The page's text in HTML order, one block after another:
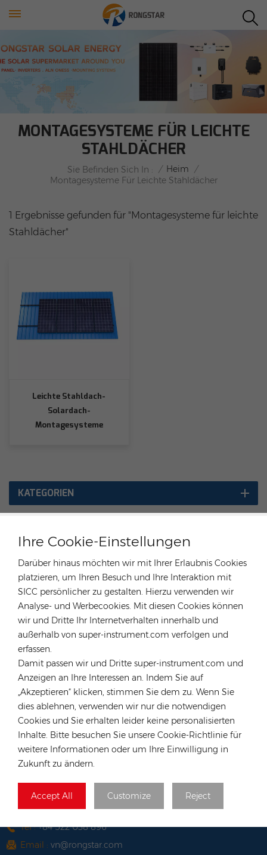
Ihre Cookie-Einstellungen
Darüber hinaus möchten wir mit Ihrer Erlaubnis Cookies
platzieren, um Ihren Besuch und Ihre Interaktion mit
SICC persönlicher zu gestalten. Hierzu verwenden wir
Analyse- und Werbecookies. Mit diesen Cookies können
wir und Dritte Ihr Internetverhalten innerhalb und
außerhalb von super-instrument.com verfolgen und
erfassen.
Damit passen wir und Dritte super-instrument.com und
Anzeigen an Ihre Interessen an. Indem Sie auf
„Akzeptieren“ klicken, stimmen Sie dem zu. Wenn Sie
dies ablehnen, verwenden wir nur die notwendigen
Cookies und Sie erhalten leider keine personalisierten
Inhalte. Bitte besuchen Sie unsere Cookie-Richtlinie für
weitere Informationen oder um Ihre Einwilligung in
Zukunft zu ändern.
Accept All Customize Reject
MONTAGESYSTEME FÜR LEICHTE
STAHLDÄCHER
Sie Befinden Sich In : / Heim
/
Montagesysteme Für Leichte Stahldächer
1 Ergebnisse gefunden für "Montagesysteme für leichte
Stahldächer"
Leichte Stahldach-
Solardach-
Montagesysteme
KATEGORIEN
KONTAKTIEREN SIE UNSEREN EXPERTEN
Deutschland
Tel :+49 176 55258880
Email :
anna@rongstar.com
Büro & Lager :Industriestraße 40, 52457
Aldenhoven, Deutschland
Hongkong
Tel :+852 54222219
Email :
hk@rongstar.com
Hong Kong
Tel :+84 522 038 896
Email : vn@rongstar.com